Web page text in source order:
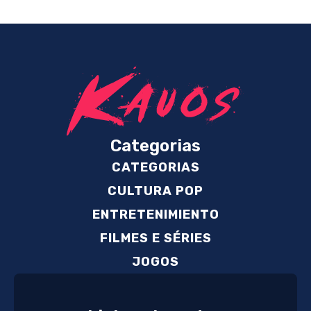
Categorias
CATEGORIAS
CULTURA POP
ENTRETENIMIENTO
FILMES E SÉRIES
JOGOS